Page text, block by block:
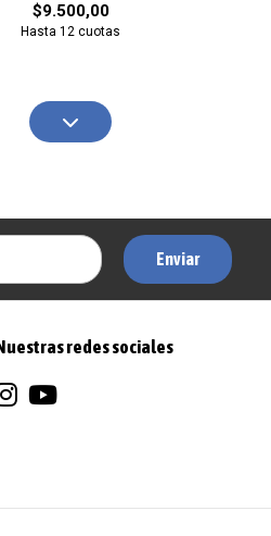
$9.500,00
Hasta 12 cuotas
Enviar
redes sociales